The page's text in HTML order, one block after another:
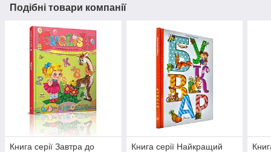
Подібні товари компанії
Книга серії Завтра до
Книга серії Найкращий